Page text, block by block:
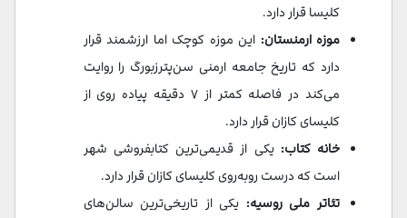
کلیسا قرار دارد.
موزه ارمنستان: این موزه کوچک اما ارزشمند قرار
دارد که تاریخ جامعه ارمنی سن‌پترزبورگ را روایت
می‌کند در فاصله کمتر از ۷ دقیقه پیاده روی از
کلیسای کازان قرار دارد.
خانه کتاب: یکی از قدیمی‌ترین کتابفروشی شهر
است که درست روبه‌روی کلیسای کازان قرار دارد.
تئاتر ملی روسیه: یکی از تاریخی‌ترین سالن‌های